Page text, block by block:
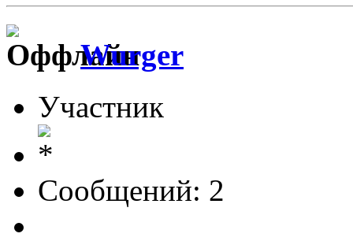
Wurger
Участник
Сообщений: 2